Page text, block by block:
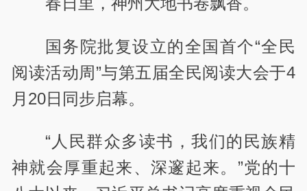
国务院批复设立的全国首个“全民
阅读活动周”与第五届全民阅读大会于4
月20日同步启幕。
“人民群众多读书，我们的民族精
神就会厚重起来、深邃起来。”党的十